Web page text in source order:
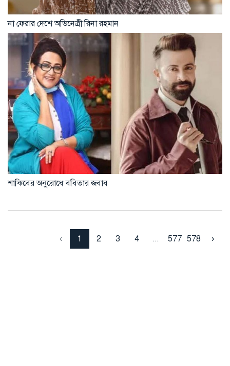
না ফেরার দেশে অভিনেত্রী রিনা রহমান
শাকিবের অনুরোধে ববিতার জবাব
‹ 1 2 3 4 ... 577 578 ›